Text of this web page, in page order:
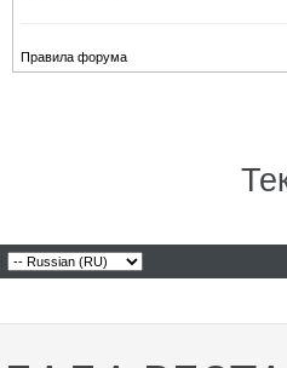
Правила форума